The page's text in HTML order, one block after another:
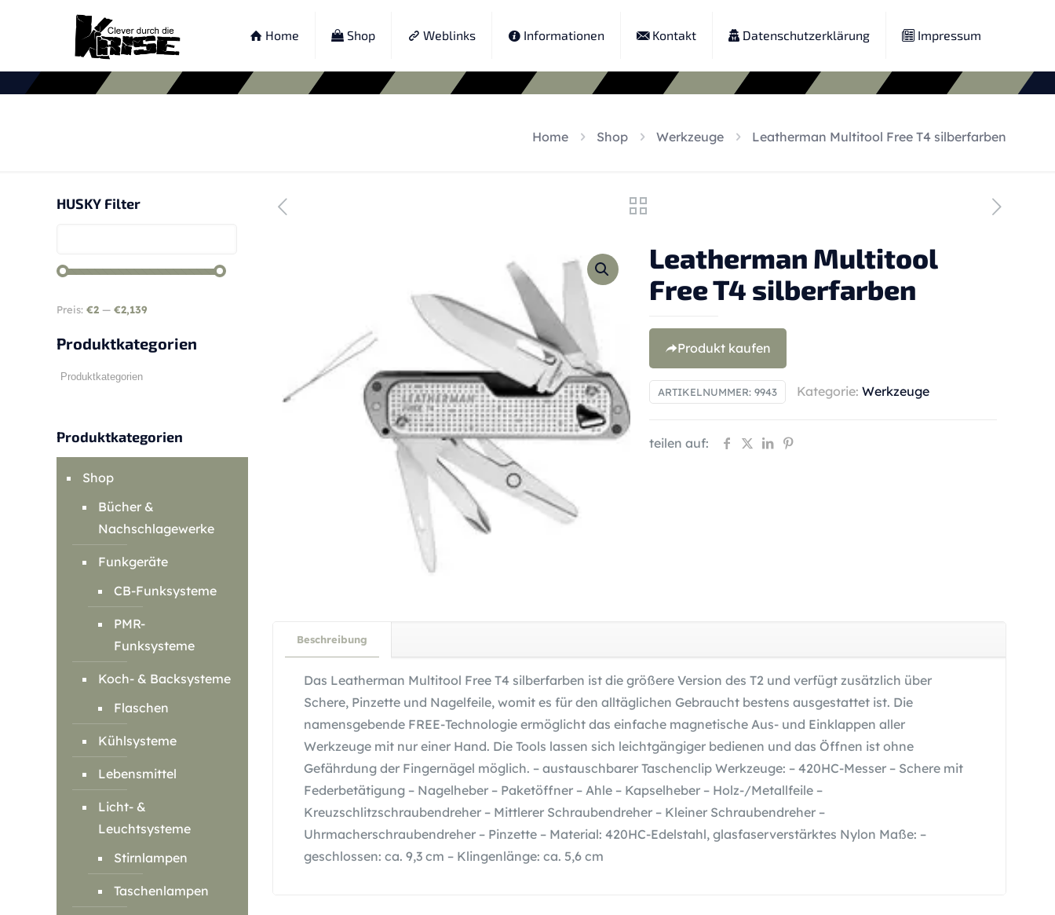
Home Shop Weblinks Informationen Kontakt Datenschutzerklärung Impressum
Home Shop Werkzeuge Leatherman Multitool Free T4 silberfarben
Leatherman Multitool
Free T4 silberfarben
Produkt kaufen
ARTIKELNUMMER: 9943 Kategorie: Werkzeuge
teilen auf:
Beschreibung
Das Leatherman Multitool Free T4 silberfarben ist die größere Version des T2 und verfügt zusätzlich über
Schere, Pinzette und Nagelfeile, womit es für den alltäglichen Gebraucht bestens ausgestattet ist. Die
namensgebende FREE-Technologie ermöglicht das einfache magnetische Aus- und Einklappen aller
Werkzeuge mit nur einer Hand. Die Tools lassen sich leichtgängiger bedienen und das Öffnen ist ohne
Gefährdung der Fingernägel möglich. – austauschbarer Taschenclip Werkzeuge: – 420HC-Messer – Schere mit
Federbetätigung – Nagelheber – Paketöffner – Ahle – Kapselheber – Holz-/Metallfeile –
Kreuzschlitzschraubendreher – Mittlerer Schraubendreher – Kleiner Schraubendreher –
Uhrmacherschraubendreher – Pinzette – Material: 420HC-Edelstahl, glasfaserverstärktes Nylon Maße: –
geschlossen: ca. 9,3 cm – Klingenlänge: ca. 5,6 cm
HUSKY Filter
Preis: €2 — €2,139
Produktkategorien
Produktkategorien
Shop
Bücher &
Nachschlagewerke
Funkgeräte
CB-Funksysteme
PMR-
Funksysteme
Koch- & Backsysteme
Flaschen
Kühlsysteme
Lebensmittel
Licht- &
Leuchtsysteme
Stirnlampen
Taschenlampen